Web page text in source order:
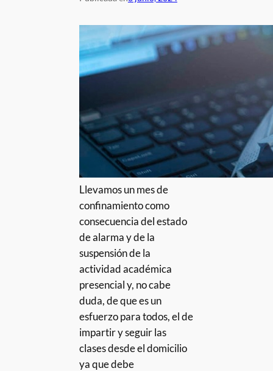
Llevamos un mes de
confinamiento como
consecuencia del estado
de alarma y de la
suspensión de la
actividad académica
presencial y, no cabe
duda, de que es un
esfuerzo para todos, el de
impartir y seguir las
clases desde el domicilio
ya que debe